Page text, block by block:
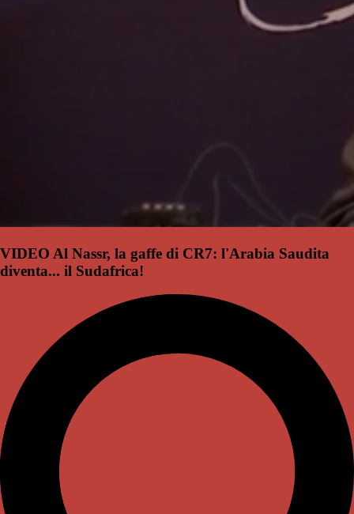
VIDEO Al Nassr, la gaffe di CR7: l'Arabia Saudita
diventa... il Sudafrica!